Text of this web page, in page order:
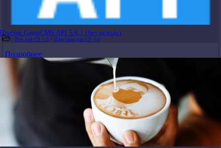
Плагин GameCMS API 5.6.1 (без исхода)
Все для CS 1.6 / Плагины для CS 1.6
Подробнее